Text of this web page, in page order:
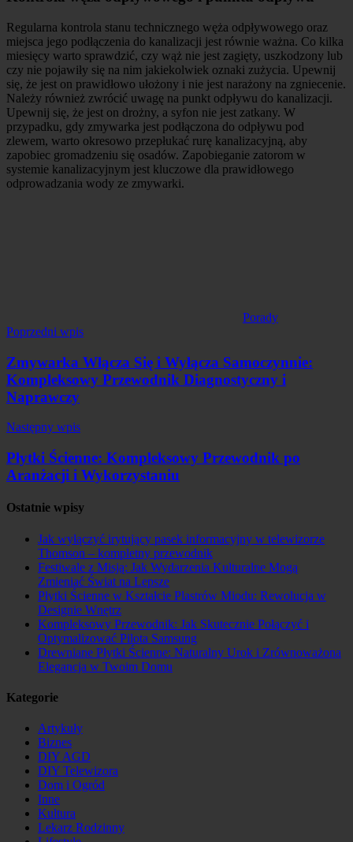
Regularna kontrola stanu technicznego węża odpływowego oraz
miejsca jego podłączenia do kanalizacji jest równie ważna. Co kilka
miesięcy warto sprawdzić, czy wąż nie jest zagięty, uszkodzony lub
czy nie pojawiły się na nim jakiekolwiek oznaki zużycia. Upewnij
się, że jest on prawidłowo ułożony i nie jest narażony na zgniecenie.
Należy również zwrócić uwagę na punkt odpływu do kanalizacji.
Upewnij się, że jest on drożny, a syfon nie jest zatkany. W
przypadku, gdy zmywarka jest podłączona do odpływu pod
zlewem, warto okresowo przepłukać rurę kanalizacyjną, aby
zapobiec gromadzeniu się osadów. Zapobieganie zatorom w
systemie kanalizacyjnym jest kluczowe dla prawidłowego
odprowadzania wody ze zmywarki.
Porady
Nawigacja
wpisu
Poprzedni wpis
Zmywarka Włącza Się i Wyłącza Samoczynnie:
Kompleksowy Przewodnik Diagnostyczny i
Naprawczy
Następny wpis
Płytki Ścienne: Kompleksowy Przewodnik po
Aranżacji i Wykorzystaniu
Ostatnie wpisy
Jak wyłączyć irytujący pasek informacyjny w telewizorze
Thomson – kompletny przewodnik
Festiwale z Misją: Jak Wydarzenia Kulturalne Mogą
Zmieniać Świat na Lepsze
Płytki Ścienne w Kształcie Plastrów Miodu: Rewolucja w
Designie Wnętrz
Kompleksowy Przewodnik: Jak Skutecznie Połączyć i
Optymalizować Pilota Samsung
Drewniane Płytki Ścienne: Naturalny Urok i Zrównoważona
Elegancja w Twoim Domu
Kategorie
Artykuły
Biznes
DIY AGD
DIY Telewizora
Dom i Ogród
Inne
Kultura
Lekarz Rodzinny